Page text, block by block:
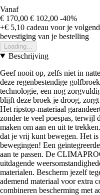
Vanaf
€ 170,00 € 102,00 -40%
+€ 5,10 cadeau voor je
bevestiging van je bestelling
Loading...
Beschrijving
Geef nooit op, zelfs niet in
deze regenbestendige
technologie, een nog
blijft deze broek je droog,
Het ripstop-materiaal
zonder te veel poespas, terwijl
maken om aan en uit te
dat je vrij kunt bewegen. Het
bewegingen! Een
aan te passen. De
uitdagende
materialen. Bescherm jezelf
ademend materiaal voor extra
combineren bescherming met